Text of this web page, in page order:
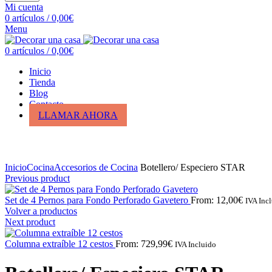
Mi cuenta
0 artículos / 0,00€
Menu
0 artículos / 0,00€
Inicio
Tienda
Blog
Contacto
LLAMAR AHORA
InicioCocinaAccesorios de Cocina Botellero/ Especiero STAR
Previous product
Set de 4 Pernos para Fondo Perforado Gavetero From: 12,00€ IVA
Volver a productos
Next product
Columna extraíble 12 cestos From: 729,99€ IVA Incluido